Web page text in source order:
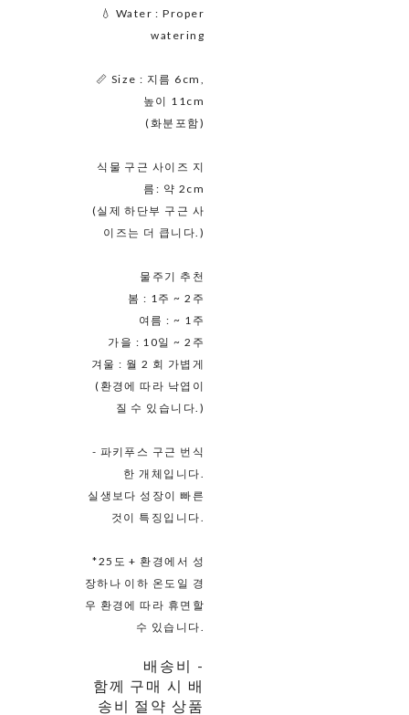
💧 Water : Proper
watering
📏 Size : 지름 6cm,
높이 11cm
(화분포함)
식물 구근 사이즈 지
름: 약 2cm
(실제 하단부 구근 사
이즈는 더 큽니다.)
물주기 추천
봄 : 1주 ~ 2주
여름 : ~ 1주
가을 : 10일 ~ 2주
겨울 : 월 2 회 가볍게
(환경에 따라 낙엽이
질 수 있습니다.)
- 파키푸스 구근 번식
한 개체입니다.
실생보다 성장이 빠른
것이 특징입니다.
*25도 + 환경에서 성
장하나 이하 온도일 경
우 환경에 따라 휴면할
수 있습니다.
배송비 -
함께 구매 시 배
송비 절약 상품